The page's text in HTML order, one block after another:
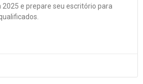
e prepare seu escritório para